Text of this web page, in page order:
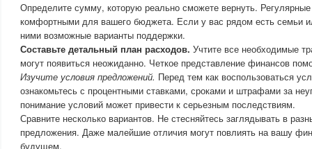
Определите сумму, которую реально сможете вернуть.
комфортными для вашего бюджета. Если у вас рядом есть семьи
ними возможные варианты поддержки.
Составьте детальный план расходов. Учтите все необходимые
могут появиться неожиданно. Четкое представление финансов
Изучите условия предложений. Перед тем как воспользоваться
ознакомьтесь с процентными ставками, сроками и штрафами за
понимание условий может привести к серьезным последствиям.
Сравните несколько вариантов. Не стесняйтесь заглядывать в
предложения. Даже малейшие отличия могут повлиять на вашу
будущем.